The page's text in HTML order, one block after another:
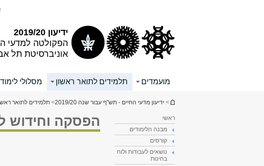
ידיעון 2019/20
הפקולטה למדעי
אוניברסיטת תל
מועמדים תלמידים לתואר ראשון מסלולי
הינך נמצא כאן
> ידיעון מדעי החיים - תש"ף עבור שנה 2019/20 > תלמידים לתואר
ראשי
מבנה הלימודים
קורסים
נושאים לעבודות ולוח
בחינות
הפסקה וחידוש